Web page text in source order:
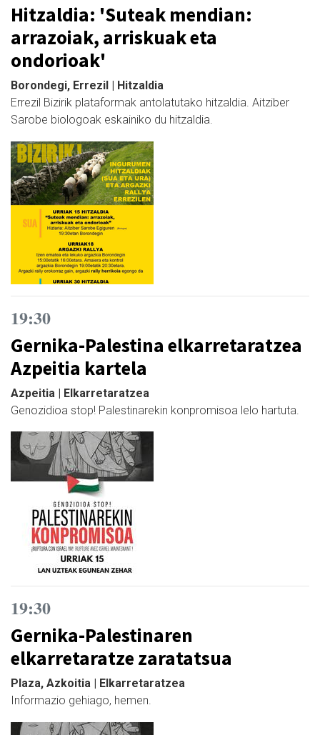
Hitzaldia: 'Suteak mendian:
arrazoiak, arriskuak eta
ondorioak'
Borondegi, Errezil | Hitzaldia
Errezil Bizirik plataformak antolatutako hitzaldia. Aitziber
Sarobe biologoak eskainiko du hitzaldia.
19:30
Gernika-Palestina elkarretaratzea
Azpeitia kartela
Azpeitia | Elkarretaratzea
Genozidioa stop! Palestinarekin konpromisoa lelo hartuta.
19:30
Gernika-Palestinaren
elkarretaratze zaratatsua
Plaza, Azkoitia | Elkarretaratzea
Informazio gehiago, hemen.